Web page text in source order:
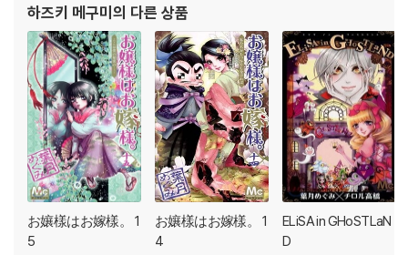
하즈키 메구미 의 다른 상품
お孃樣はお嫁樣。 1
5
お孃樣はお嫁樣。 1
4
ELiSA in GHoSTLaN
D